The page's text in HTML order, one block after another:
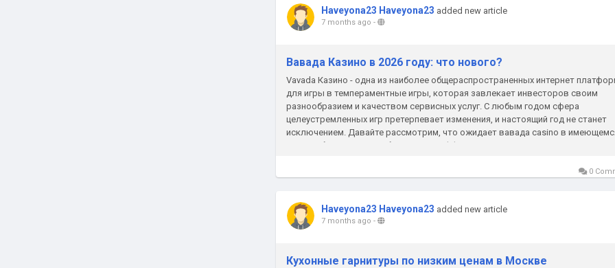
Haveyona23 Haveyona23 added new article
7 months ago -
Вавада Казино в 2026 году: что нового?
Vavada Казино - одна из наиболее общераспространенных интернет
для игры в темпераментные игры, которая завлекает инвесторов своим
разнообразием и качеством сервисных услуг. С любым годом сфера
целеустремленных игр претерпевает изменения, и настоящий год не станет
исключением. Давайте рассмотрим, что ожидает вавада casino в
как оно будет приспосабливаться к эффективным...
0
Haveyona23 Haveyona23 added new article
7 months ago -
Кухонные гарнитуры по низким ценам в Москве